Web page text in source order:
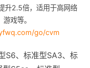
升2.5倍，适用于高网络
戏等。
go/cvm
S6、标准型SA3、标